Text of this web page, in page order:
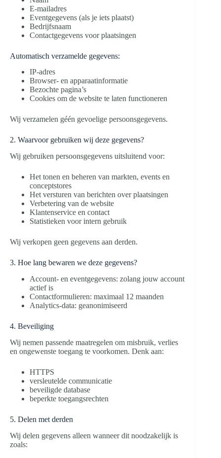
E-mailadres
Eventgegevens (als je iets plaatst)
Bedrijfsnaam
Contactgegevens voor plaatsingen
Automatisch verzamelde gegevens:
IP-adres
Browser- en apparaatinformatie
Bezochte pagina’s
Cookies om de website te laten functioneren
Wij verzamelen géén gevoelige persoonsgegevens.
2. Waarvoor gebruiken wij deze gegevens?
Wij gebruiken persoonsgegevens uitsluitend voor:
Het tonen en beheren van markten, events en
conceptstores
Het versturen van berichten over plaatsingen
Verbetering van de website
Klantenservice en contact
Statistieken voor intern gebruik
Wij verkopen geen gegevens aan derden.
3. Hoe lang bewaren we deze gegevens?
Account- en eventgegevens: zolang jouw account
actief is
Contactformulieren: maximaal 12 maanden
Analytics-data: geanonimiseerd
4. Beveiliging
Wij nemen passende maatregelen om misbruik, verlies
en ongewenste toegang te voorkomen. Denk aan:
HTTPS
versleutelde communicatie
beveiligde database
beperkte toegangsrechten
5. Delen met derden
Wij delen gegevens alleen wanneer dit noodzakelijk is
zoals: